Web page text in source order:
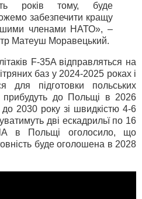
років тому, буде
забезпечити кращу
членами НАТО», –
Матеуш Моравецький.
F-35A відправляться на
баз у 2024-2025 роках і
для підготовки польських
прибудуть до Польщі в 2026
до 2030 року зі швидкістю 4-6
дві ескадрильї по 16
в Польщі оголосило, що
буде оголошена в 2028